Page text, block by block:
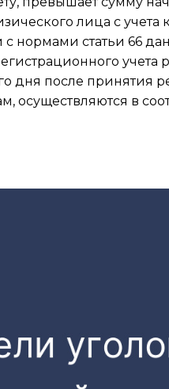
лица с учета
с нормами статьи 66
учета
дня после принятия
в